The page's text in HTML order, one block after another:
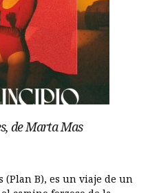
de Marta Mas
B), es un viaje de un